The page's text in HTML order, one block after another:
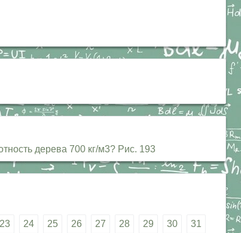
дерева 700 кг/м3? Рис. 193
23 24 25 26 27 28 29 30 31